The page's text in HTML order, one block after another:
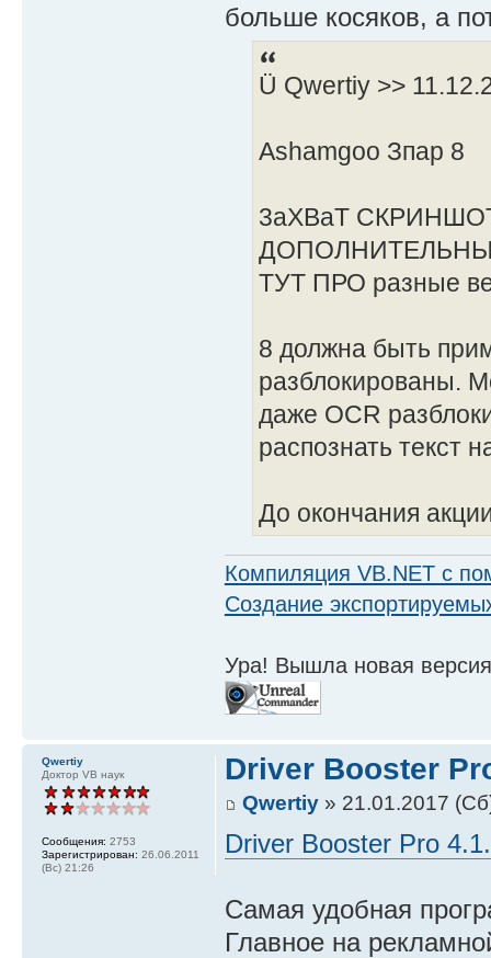
больше косяков, а
Ü Qwertiy >>
Ashamgoo Зпар 8
3aXBaT
ТУТ ПРО разные
8 должна быть
разблокированы.
даже OCR
распознать текст
До окончания
Компиляция VB.NET с
Создание
Ура! Вышла новая
Qwertiy
Доктор VB наук
Сообщения: 2753
Зарегистрирован: 26.06.2011
(Вс) 21:26
Driver Booster
Qwertiy» 21.01.2017
Driver Booster Pro
Самая удобная
Главное на